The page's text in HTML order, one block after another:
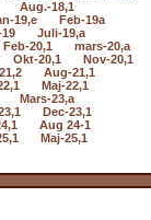
Aug.-18,1
19,e
Feb-19a
Juli-19,a
Feb-20,1
mars-20,a
Okt-20,1
Nov-20,1
Aug-21,1
Maj-22,1
Mars-23,a
Dec-23,1
Aug 24-1
Maj-25,1